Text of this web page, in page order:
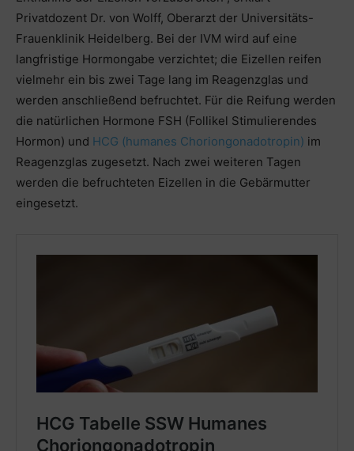
Privatdozent Dr. von Wolff, Oberarzt der Universitäts-
Frauenklinik Heidelberg. Bei der IVM wird auf eine
langfristige Hormongabe verzichtet; die Eizellen reifen
vielmehr ein bis zwei Tage lang im Reagenzglas und
werden anschließend befruchtet. Für die Reifung werden
die natürlichen Hormone FSH (Follikel Stimulierendes
Hormon) und HCG (humanes Choriongonadotropin) im
Reagenzglas zugesetzt. Nach zwei weiteren Tagen
werden die befruchteten Eizellen in die Gebärmutter
eingesetzt.